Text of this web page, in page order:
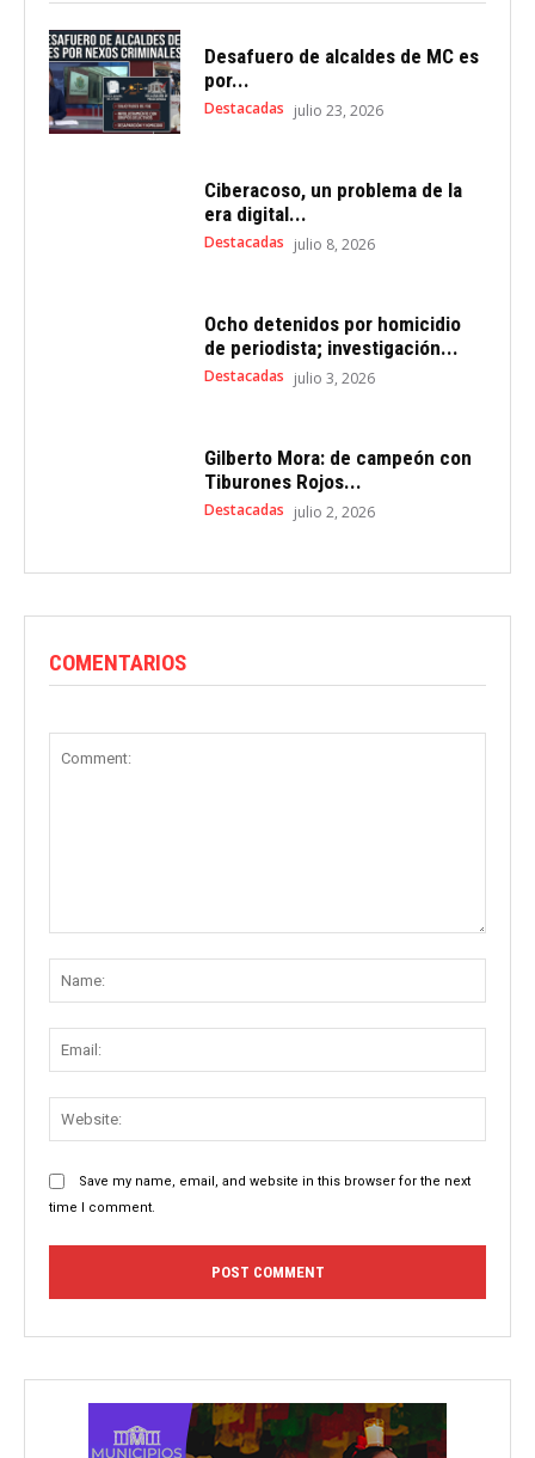
Desafuero de alcaldes de MC es
por...
Destacadas julio 23, 2026
Ciberacoso, un problema de la
era digital...
Destacadas julio 8, 2026
Ocho detenidos por homicidio
de periodista; investigación...
Destacadas julio 3, 2026
Gilberto Mora: de campeón con
Tiburones Rojos...
Destacadas julio 2, 2026
COMENTARIOS
Save my name, email, and website in this browser for the next
time I comment.